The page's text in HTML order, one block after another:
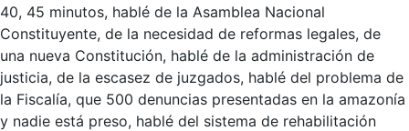
40, 45 minutos, hablé de la Asamblea Nacional
Constituyente, de la necesidad de reformas legales, de
una nueva Constitución, hablé de la administración de
justicia, de la escasez de juzgados, hablé del problema de
la Fiscalía, que 500 denuncias presentadas en la amazonía
y nadie está preso, hablé del sistema de rehabilitación